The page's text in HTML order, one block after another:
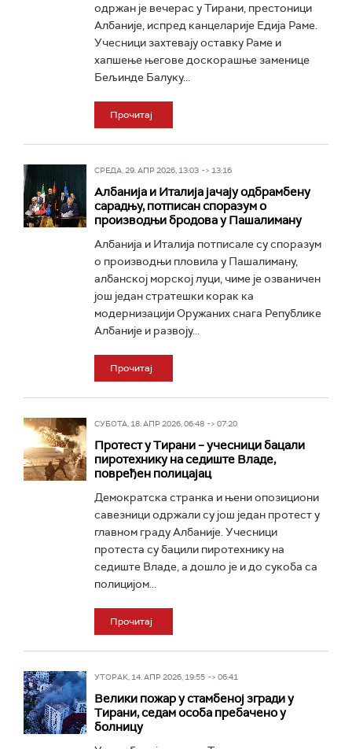
одржан је вечерас у Тирани, престоници
Албаније, испред канцеларије Едија Раме.
Учесници захтевају оставку Раме и
хапшење његове доскорашње заменице
Бељинде Балуку...
Прочитај
СРЕДА, 29. АПР 2026, 13:03 -> 13:16
Албанија и Италија јачају одбрамбену
сарадњу, потписан споразум о
производњи бродова у Пашалиману
Албанија и Италија потписале су споразум
о производњи пловила у Пашалиману,
албанској морској луци, чиме је озваничен
још један стратешки корак ка
модернизацији Оружаних снага Републике
Албаније и развоју...
Прочитај
СУБОТА, 18. АПР 2026, 06:48 -> 07:20
Протест у Тирани – учесници бацали
пиротехнику на седиште Владе,
повређен полицајац
Демократска странка и њени опозициони
савезници одржали су још један протест у
главном граду Албаније. Учесници
протеста су бацили пиротехнику на
седиште Владе, а дошло је и до сукоба са
полицијом...
Прочитај
УТОРАК, 14. АПР 2026, 19:55 -> 06:41
Велики пожар у стамбеној згради у
Тирани, седам особа пребачено у
болницу